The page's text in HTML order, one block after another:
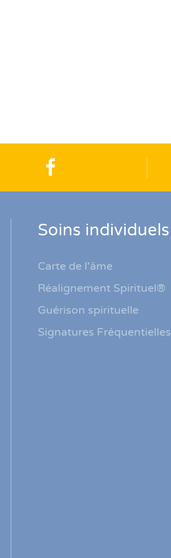
Soins individuels
Carte de l'âme
Réalignement Spirituel®
Guérison spirituelle
Signatures Fréquentielles